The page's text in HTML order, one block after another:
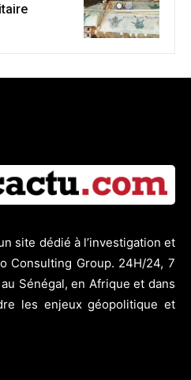
site dédié à l’investigation et
Consulting Group. 24H/24, 7
Sénégal, en Afrique et dans
les enjeux géopolitique et